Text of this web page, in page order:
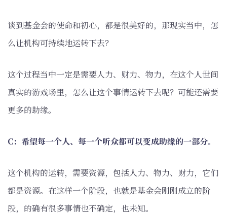
谈到基金会的使命和初心，都是很美好的，那现实当中，怎
么让机构可持续地运转下去？
这个过程当中一定是需要人力、财力、物力，在这个人世间
真实的游戏场里，怎么让这个事情运转下去呢？可能还需要
更多的助缘。
C：希望每一个人、每一个听众都可以变成助缘的一部分。
这个机构的运转，需要资源，包括人力、物力、财力，它们
都是资源。在这样一个阶段，也就是基金会刚刚成立的阶
段，的确有很多事情也不确定，也未知。